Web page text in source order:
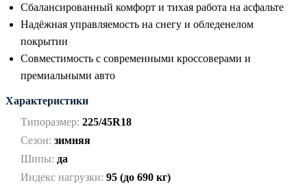
Сбалансированный комфорт и тихая работа на асфальте
Надёжная управляемость на снегу и обледенелом
покрытии
Совместимость с современными кроссоверами и
премиальными авто
Характеристики
Типоразмер: 225/45R18
Сезон: зимняя
Шипы: да
Индекс нагрузки: 95 (до 690 кг)